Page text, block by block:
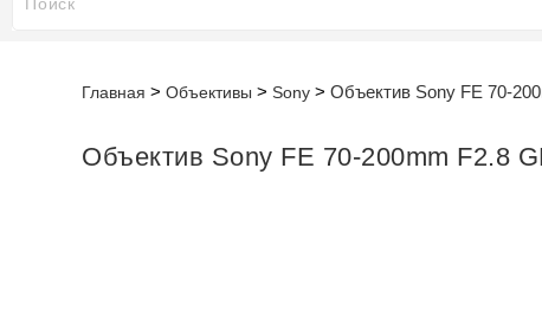
Главная Объективы Sony Объектив Sony FE 70-
Объектив Sony FE 70-200mm F2.8